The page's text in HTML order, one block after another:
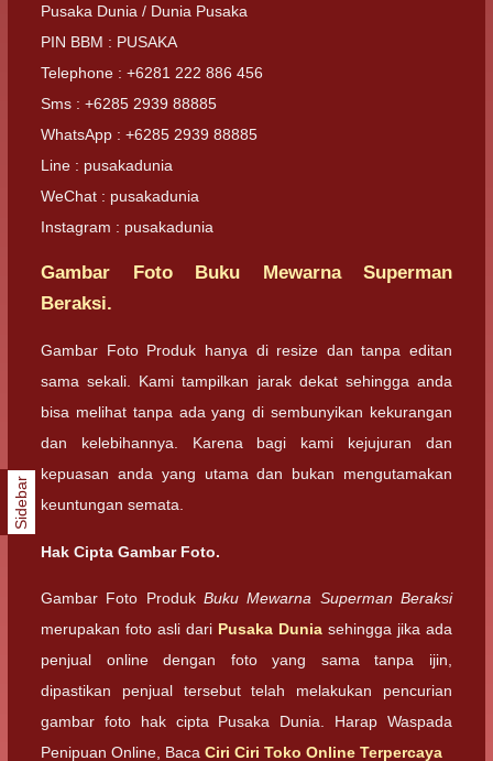
Pusaka Dunia / Dunia Pusaka
PIN BBM : PUSAKA
Telephone : +6281 222 886 456
Sms : +6285 2939 88885
WhatsApp : +6285 2939 88885
Line : pusakadunia
WeChat : pusakadunia
Instagram : pusakadunia
Gambar Foto Buku Mewarna Superman
Beraksi.
Gambar Foto Produk hanya di resize dan tanpa editan
sama sekali. Kami tampilkan jarak dekat sehingga anda
bisa melihat tanpa ada yang di sembunyikan kekurangan
dan kelebihannya. Karena bagi kami kejujuran dan
kepuasan anda yang utama dan bukan mengutamakan
keuntungan semata.
Hak Cipta Gambar Foto.
Gambar Foto Produk Buku Mewarna Superman Beraksi
merupakan foto asli dari Pusaka Dunia sehingga jika ada
penjual online dengan foto yang sama tanpa ijin,
dipastikan penjual tersebut telah melakukan pencurian
gambar foto hak cipta Pusaka Dunia. Harap Waspada
Penipuan Online, Baca Ciri Ciri Toko Online Terpercaya
Sidebar